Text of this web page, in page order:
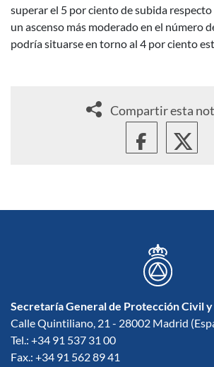
superar el 5 por ciento de subida
un ascenso más moderado en el número
podría situarse en torno al 4 por ciento
Compartir esta
Secretaría General de Protección Civil y
Calle Quintiliano, 21 - 28002 Madrid
Tel.: +34 91 537 31 00
Fax.: +34 91 562 89 41